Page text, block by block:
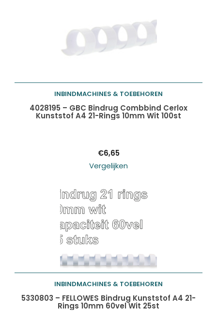
Toevoegen aan
INBINDMACHINES & TOEBEHOREN
4028195 – GBC Bindrug Combbind Cerlox
Kunststof A4 21-Rings 10mm Wit 100st
€6,65
Vergelijken
Toevoegen aan
INBINDMACHINES & TOEBEHOREN
5330803 – FELLOWES Bindrug Kunststof A4 21-
Rings 10mm 60vel Wit 25st